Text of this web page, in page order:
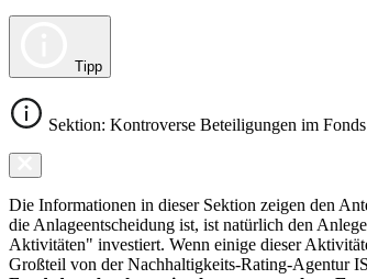
Tipp
Sektion: Kontroverse Beteiligungen im Fonds
Die Informationen in dieser Sektion zeigen den
die Anlageentscheidung ist, ist natürlich den
Aktivitäten" investiert. Wenn einige dieser
Großteil von der Nachhaltigkeits-Rating-Agentur